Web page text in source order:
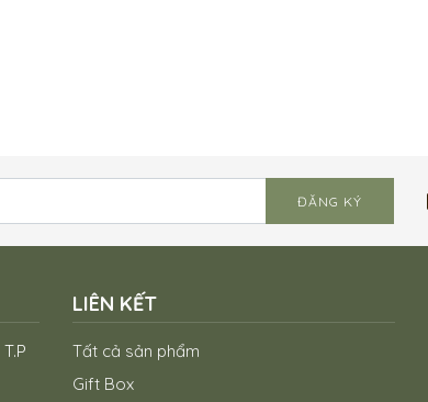
LIÊN KẾT
Tất cả sản phẩm
Gift Box